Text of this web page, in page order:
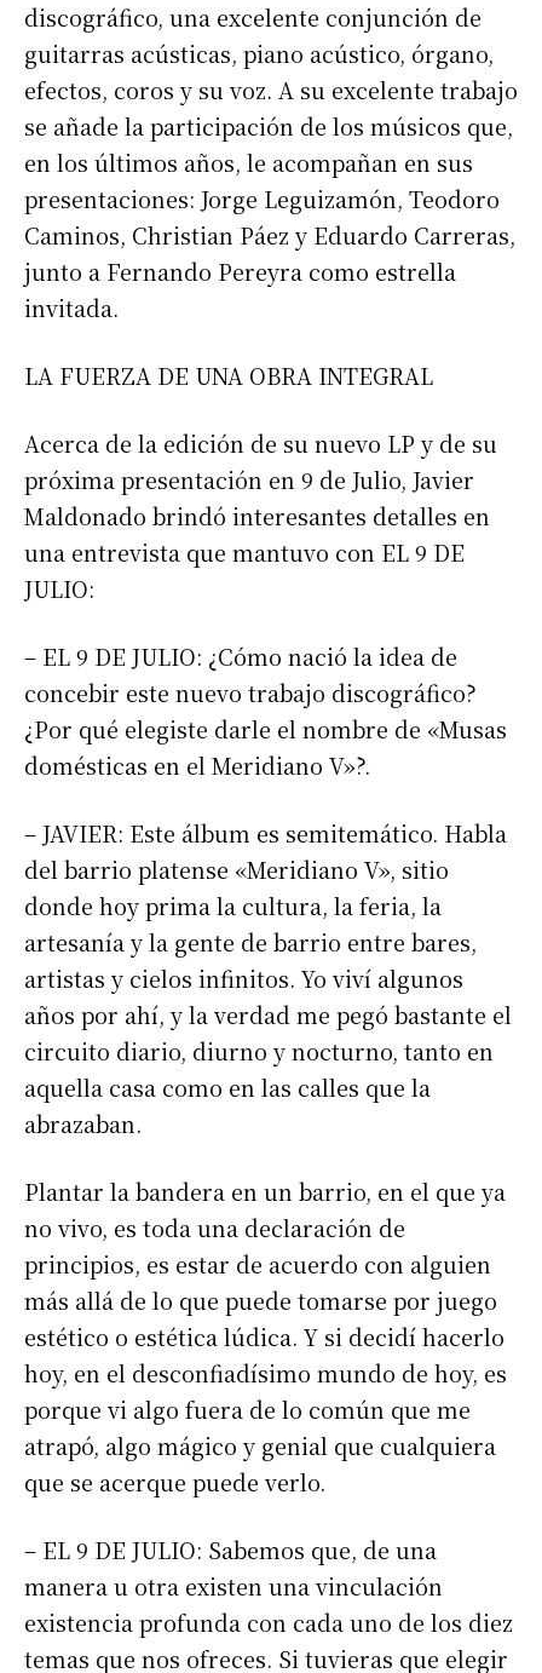
discográfico, una excelente conjunción de
guitarras acústicas, piano acústico, órgano,
efectos, coros y su voz. A su excelente trabajo
se añade la participación de los músicos que,
en los últimos años, le acompañan en sus
presentaciones: Jorge Leguizamón, Teodoro
Caminos, Christian Páez y Eduardo Carreras,
junto a Fernando Pereyra como estrella
invitada.
LA FUERZA DE UNA OBRA INTEGRAL
Acerca de la edición de su nuevo LP y de su
próxima presentación en 9 de Julio, Javier
Maldonado brindó interesantes detalles en
una entrevista que mantuvo con EL 9 DE
JULIO:
– EL 9 DE JULIO: ¿Cómo nació la idea de
concebir este nuevo trabajo discográfico?
¿Por qué elegiste darle el nombre de «Musas
domésticas en el Meridiano V»?.
– JAVIER: Este álbum es semitemático. Habla
del barrio platense «Meridiano V», sitio
donde hoy prima la cultura, la feria, la
artesanía y la gente de barrio entre bares,
artistas y cielos infinitos. Yo viví algunos
años por ahí, y la verdad me pegó bastante el
circuito diario, diurno y nocturno, tanto en
aquella casa como en las calles que la
abrazaban.
Plantar la bandera en un barrio, en el que ya
no vivo, es toda una declaración de
principios, es estar de acuerdo con alguien
más allá de lo que puede tomarse por juego
estético o estética lúdica. Y si decidí hacerlo
hoy, en el desconfiadísimo mundo de hoy, es
porque vi algo fuera de lo común que me
atrapó, algo mágico y genial que cualquiera
que se acerque puede verlo.
– EL 9 DE JULIO: Sabemos que, de una
manera u otra existen una vinculación
existencia profunda con cada uno de los diez
temas que nos ofreces. Si tuvieras que elegir